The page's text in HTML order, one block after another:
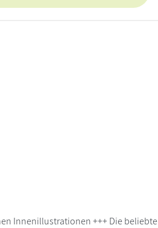
Innenillustrationen +++ Die beliebte